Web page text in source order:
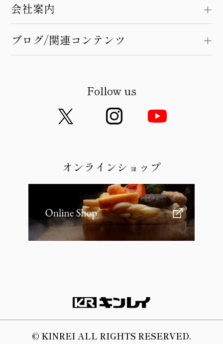
会社案内
ブログ/関連コンテンツ
Follow us
オンラインショップ
© KINREI ALL RIGHTS RESERVED.